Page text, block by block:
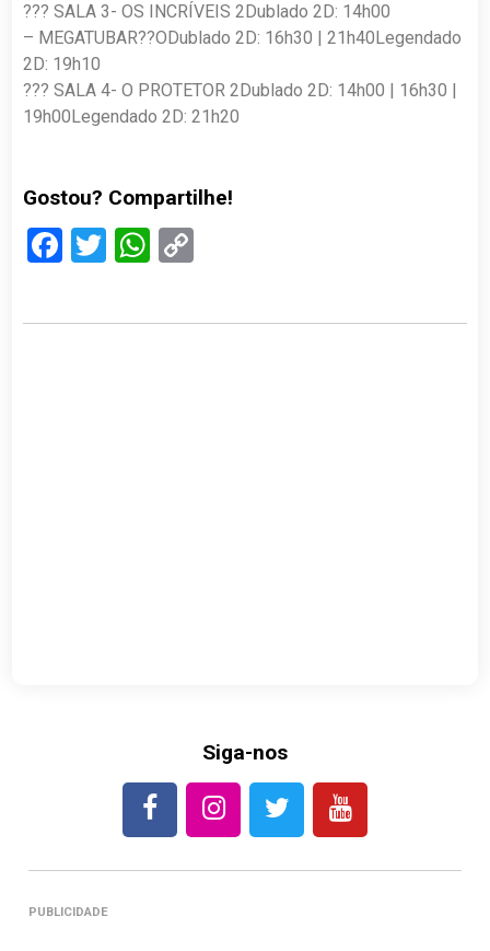
??? SALA 3- OS INCRÍVEIS 2Dublado 2D: 14h00
– MEGATUBAR??ODublado 2D: 16h30 | 21h40Legendado
2D: 19h10
??? SALA 4- O PROTETOR 2Dublado 2D: 14h00 | 16h30 |
19h00Legendado 2D: 21h20
Gostou? Compartilhe!
Facebook
TwitterWhatsApp
Siga-nos
PUBLICIDADE